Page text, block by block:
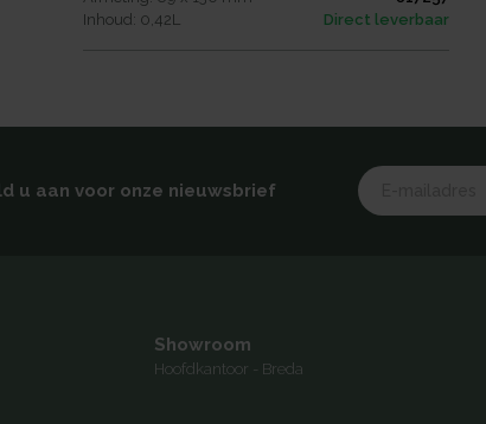
Inhoud: 0,42L
Direct leverbaar
u aan voor onze nieuwsbrief
Showroom
Hoofdkantoor - Breda